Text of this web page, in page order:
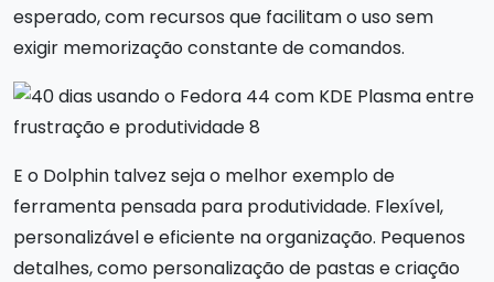
esperado, com recursos que facilitam o uso sem
exigir memorização constante de comandos.
E o Dolphin talvez seja o melhor exemplo de
ferramenta pensada para produtividade. Flexível,
personalizável e eficiente na organização. Pequenos
detalhes, como personalização de pastas e criação